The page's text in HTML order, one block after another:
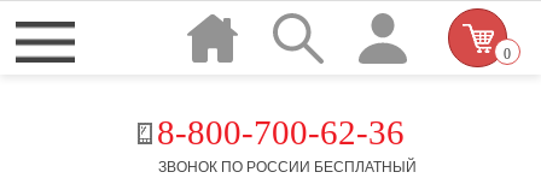
8-800-700-62-36
ЗВОНОК ПО РОССИИ БЕСПЛАТНЫЙ
0